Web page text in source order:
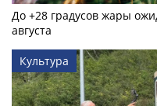
До +28 градусов жары
августа
Культура